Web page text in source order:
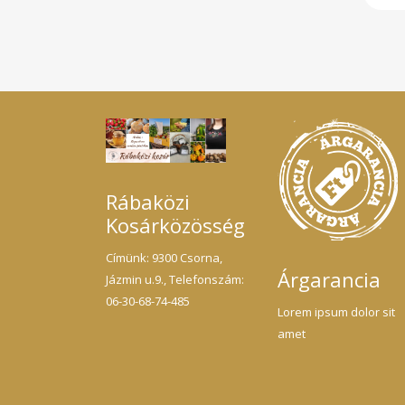
Rábaközi
Kosárközösség
Címünk: 9300 Csorna,
Jázmin u.9., Telefonszám:
06-30-68-74-485
Árgarancia
Lorem ipsum dolor sit
amet